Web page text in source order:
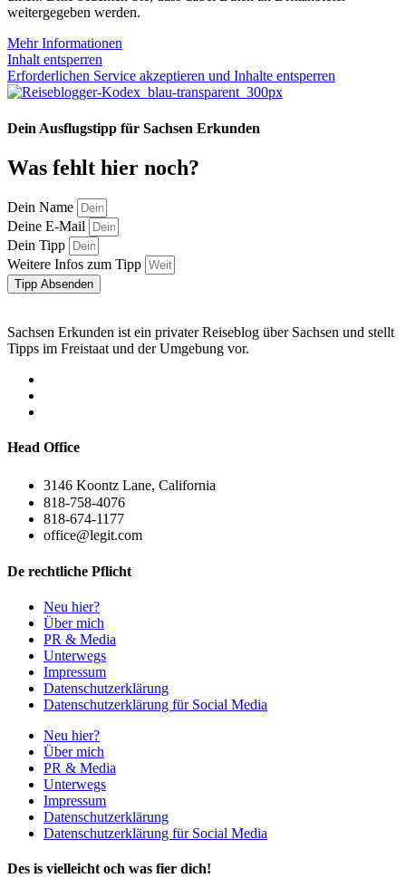
weitergegeben werden.
Mehr Informationen
Inhalt entsperren
Erforderlichen Service akzeptieren und Inhalte entsperren
Dein Ausflugstipp für Sachsen Erkunden
Was fehlt hier noch?
Dein Name
Deine E-Mail
Dein Tipp
Weitere Infos zum Tipp
Tipp Absenden
Sachsen Erkunden ist ein privater Reiseblog über Sachsen und stellt
Tipps im Freistaat und der Umgebung vor.
Head Office
3146 Koontz Lane, California
818-758-4076
818-674-1177
office@legit.com
De rechtliche Pflicht
Neu hier?
Über mich
PR & Media
Unterwegs
Impressum
Datenschutzerklärung
Datenschutzerklärung für Social Media
Neu hier?
Über mich
PR & Media
Unterwegs
Impressum
Datenschutzerklärung
Datenschutzerklärung für Social Media
Des is vielleicht och was fier dich!